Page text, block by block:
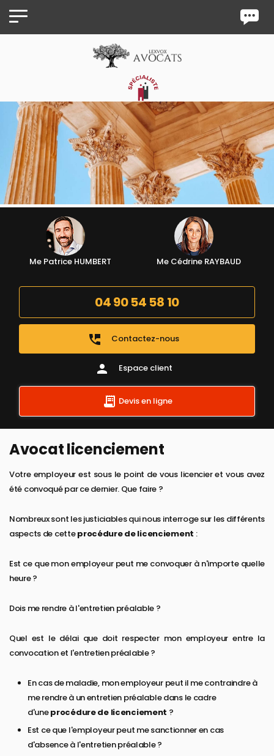
Me Patrice HUMBERT Me Cédrine RAYBAUD
04 90 54 58 10
perm_phone_msg Contactez-nous
person Espace client
Devis en ligne
Avocat licenciement
Votre employeur est sous le point de vous licencier et vous avez
été convoqué par ce dernier. Que faire ?
Nombreux sont les justiciables qui nous interroge sur les différents
aspects de cetteprocédure de licenciement :
Est ce que mon employeur peut me convoquer à n'importe quelle
heure ?
Dois me rendre à l'entretien préalable ?
Quel est le délai que doit respecter mon employeur entre la
convocation et l'entretien préalable ?
En cas de maladie, mon employeur peut il me contraindre à
me rendre à un entretien préalable dans le cadre
d'uneprocédure de licenciement ?
Est ce que l'employeur peut me sanctionner en cas
d'absence à l'entretien préalable ?